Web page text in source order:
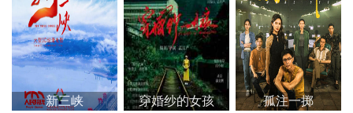
新三峡 穿婚纱的女孩 孤注一掷